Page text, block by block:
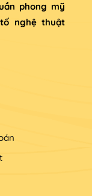
phong mỹ
nghệ thuật